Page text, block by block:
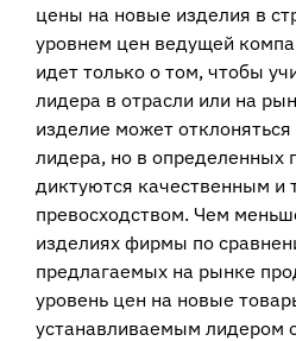
цены на новые изделия в
уровнем цен ведущей
идет только о том, чтобы
лидера в отрасли или на
изделие может
лидера, но в определенных
диктуются качественным и
превосходством. Чем
изделиях фирмы по
предлагаемых на рынке
уровень цен на новые
устанавливаемым лидером